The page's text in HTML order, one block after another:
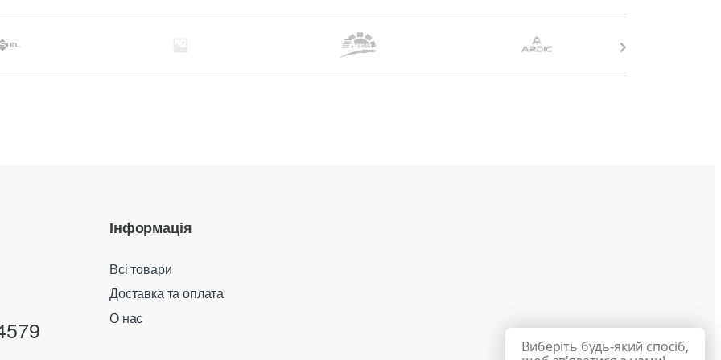
Інформація
Всі товари
Доставка та оплата
О нас
Виберіть будь-який спосіб,